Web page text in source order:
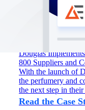
their daily
their quality of life.
Read the Case
Douglas
800 Suppliers and
With the launch of
the perfumery and
the next step in
Read the Case